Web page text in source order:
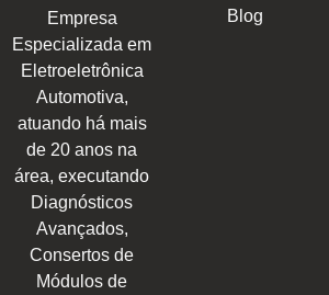
Empresa
Especializada em
Eletroeletrônica
Automotiva,
atuando há mais
de 20 anos na
área, executando
Diagnósticos
Avançados,
Consertos de
Módulos de
Blog